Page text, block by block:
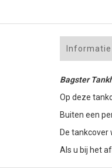
Informatie
Bagster
Op deze
Buiten een
De tankcover
Als u bij het